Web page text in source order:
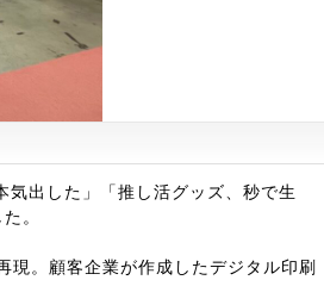
出した」「推し活グッズ、秒で生
。
現。顧客企業が作成したデジタル印刷